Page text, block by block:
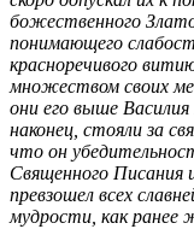
божественного
понимающего
красноречивого
множеством своих
они его выше Василия
наконец, стояли за
что он
Священного Писания
превзошел всех
мудрости, как ранее